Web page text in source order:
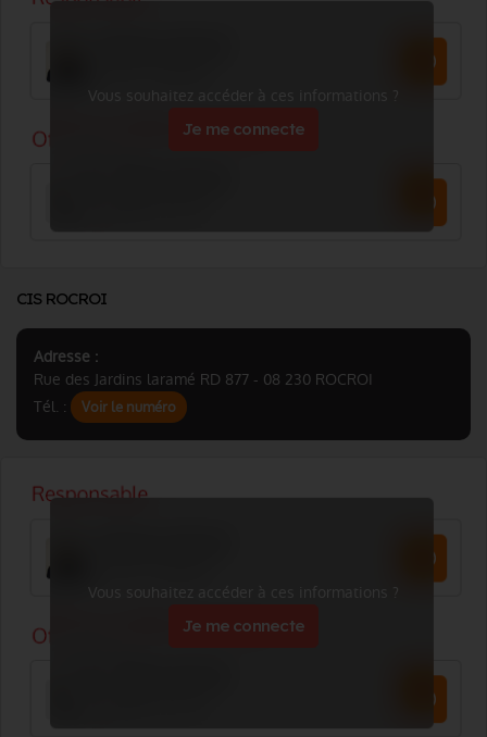
Vous souhaitez accéder à ces informations ?
Je me connecte
CIS ROCROI
Adresse :
Rue des Jardins laramé RD 877 - 08 230 ROCROI
Tél. :
Voir le numéro
Vous souhaitez accéder à ces informations ?
Je me connecte